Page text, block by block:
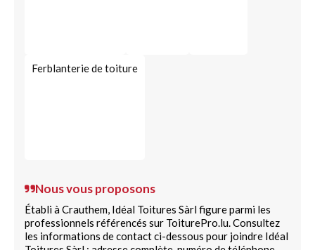
Ferblanterie de toiture
Nous vous proposons
Établi à Crauthem, Idéal Toitures Sàrl figure parmi les
professionnels référencés sur ToiturePro.lu. Consultez
les informations de contact ci-dessous pour joindre Idéal